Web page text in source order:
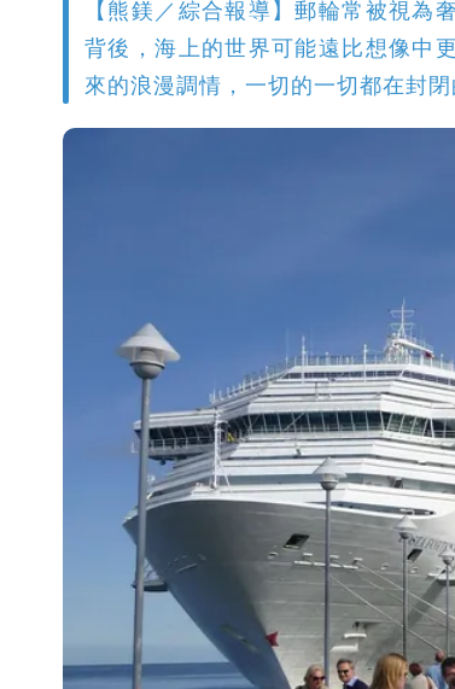
【熊鎂／綜合報導】郵輪常被視
背後，海上的世界可能遠比想像中
來的浪漫調情，一切的一切都在封閉